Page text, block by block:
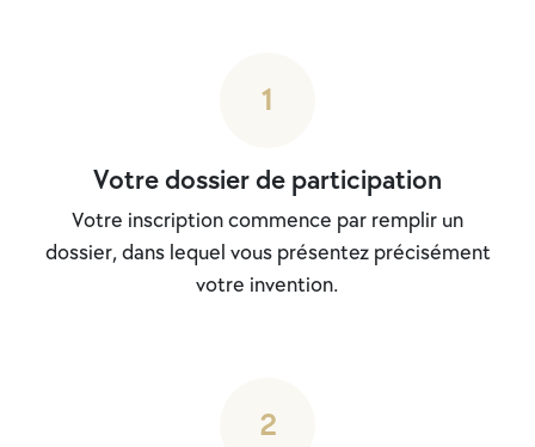
1
Votre dossier de participation
Votre inscription commence par remplir un
dossier, dans lequel vous présentez précisément
votre invention.
2